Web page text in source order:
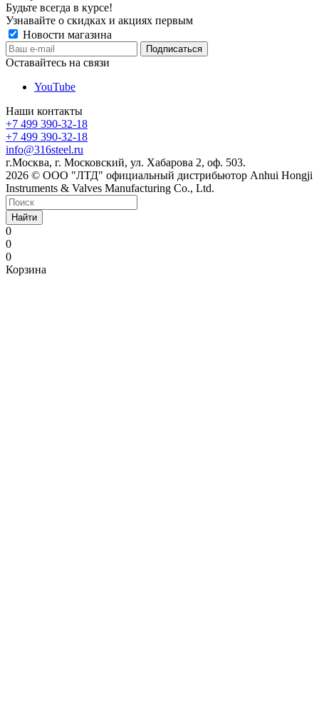
Будьте всегда в курсе!
Узнавайте о скидках и акциях первым
Новости магазина
Оставайтесь на связи
YouTube
Наши контакты
+7 499 390-32-18
+7 499 390-32-18
info@316steel.ru
г.Москва, г. Московский, ул. Хабарова 2, оф. 503.
2026 © ООО "ЛТД" официальный дистрибьютор Anhui Hongji
Instruments & Valves Manufacturing Co., Ltd.
Найти
0
0
0
Корзина